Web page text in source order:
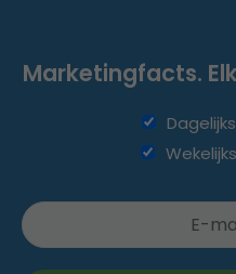
Marketingfacts.